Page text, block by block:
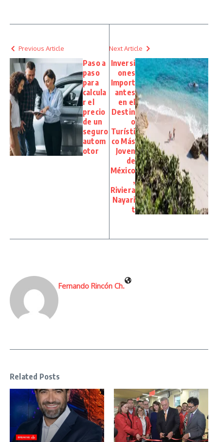
Previous Article
Paso a
paso
para
calcula
r el
precio
de un
seguro
autom
otor
Next Article
Inversi
ones
Import
antes
en el
Destin
o
Turísti
co Más
Joven
de
México
,
Riviera
Nayari
t
Fernando Rincón Ch.
Related Posts